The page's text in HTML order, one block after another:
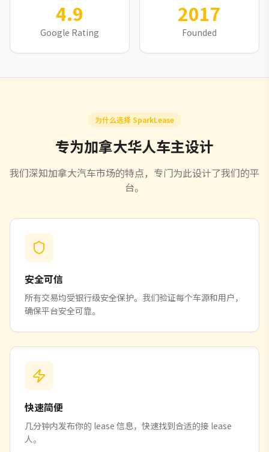
4.9
Google Rating
2017
Founded
为什么选择 SparkLease
专为加拿大华人车主设计
我们深知加拿大汽车市场的特点，专门为此设计了我们的平
台。
安全可信
所有交易均受银行级安全保护。我们验证每个车源和用户，
确保平台安全可靠。
快速简便
几分钟内发布你的 lease 信息，快速找到合适的接 lease
人。